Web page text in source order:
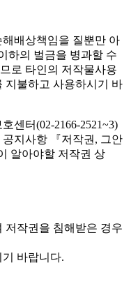
배상책임을 질뿐만 아
하의 벌금을 병과할 수
로 타인의 저작물사용
지불하고 사용하시기 바
센터(02-2166-2521~3)
지사항 『저작권, 그안
알아야할 저작권 상
저작권을 침해받은 경우
바랍니다.